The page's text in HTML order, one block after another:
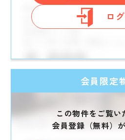
ロ
会員限定
この物件をご覧い
会員登録（無料）